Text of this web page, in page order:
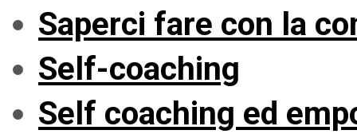
Saperci fare con la
Self-coaching
Self coaching ed